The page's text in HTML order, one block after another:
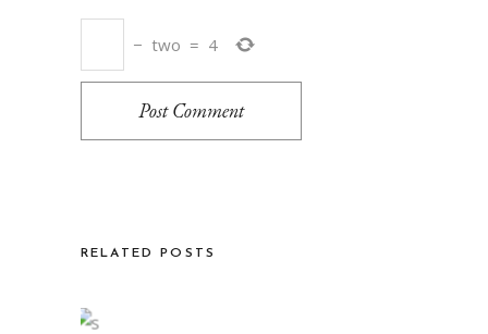
− two = 4
Post Comment
RELATED POSTS